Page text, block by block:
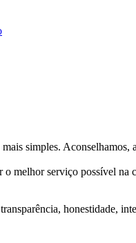
simples.
o melhor serviço possível
honestidade,